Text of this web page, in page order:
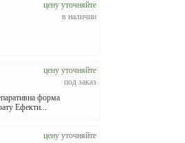
цену уточняйте
в наличии
цену уточняйте
под заказ
форма
Ефекти...
цену уточняйте